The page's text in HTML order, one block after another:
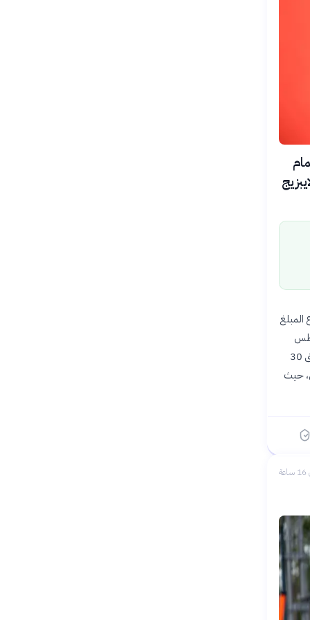
الموافق 6 أغسطس 2026، إتمام
ارتفاع المبلغ
صحفية ألمانية بتاريخ 6 أغسطس
2026. وقد وقع اللاعب الإيفواري على عقود انضمامه للفريق الملكي لمدة سبعة مواسم، ليستمر حتى 30
حيث